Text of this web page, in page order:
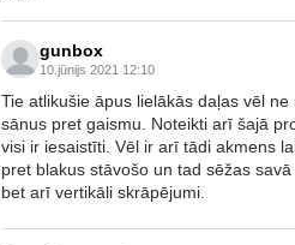
gunbox
10.jūnijs 2021 12:10
Tie atlikušie āpus lielākās daļas vēl
sānus pret gaismu. Noteikti arī šajā
visi ir iesaistīti. Vēl ir arī tādi akmens
pret blakus stāvošo un tad sēžas
bet arī vertikāli skrāpējumi.